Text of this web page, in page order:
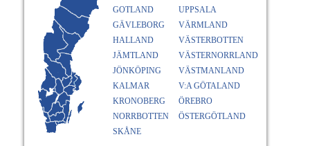
GOTLAND
GÄVLEBORG
HALLAND
JÄMTLAND
JÖNKÖPING
KALMAR
KRONOBERG
NORRBOTTEN
SKÅNE
UPPSALA
VÄRMLAND
VÄSTERBOTTEN
VÄSTERNORRLAND
VÄSTMANLAND
V:A GÖTALAND
ÖREBRO
ÖSTERGÖTLAND